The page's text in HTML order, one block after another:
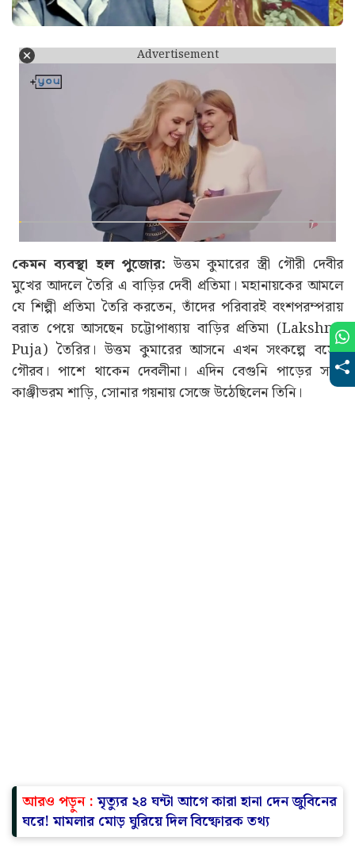
Advertisement
কেমন ব্যবস্থা হল পুজোর: উত্তম কুমারের স্ত্রী গৌরী দেবীর
মুখের আদলে তৈরি এ বাড়ির দেবী প্রতিমা। মহানায়কের আমলে
যে শিল্পী প্রতিমা তৈরি করতেন, তাঁদের পরিবারই বংশপরম্পরায়
বরাত পেয়ে আসছেন চট্টোপাধ্যায় বাড়ির প্রতিমা (Lakshmi
Puja) তৈরির। উত্তম কুমারের আসনে এখন সংকল্পে বসেন
গৌরব। পাশে থাকেন দেবলীনা। এদিন বেগুনি পাড়ের সাদা
কাঞ্জীভরম শাড়ি, সোনার গয়নায় সেজে উঠেছিলেন তিনি।
আরও পড়ুন :মৃত্যুর ২৪ ঘন্টা আগে কারা হানা দেন জুবিনের
ঘরে! মামলার মোড় ঘুরিয়ে দিল বিষ্ফোরক তথ্য